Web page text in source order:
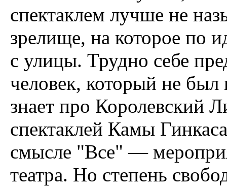
спектаклем лучше не
зрелище, на которое по
с улицы. Трудно себе
человек, который не был
знает про Королевский
спектаклей Камы
смысле "Все" —
театра. Но степень